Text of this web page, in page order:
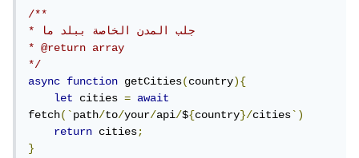
/**
* جلب المدن الخاصة ببلد ما
* @return array
*/
async
function getCities(country){
let
cities =
await
fetch(`path/to/your/api/${country}/cities`)
return cities;
}